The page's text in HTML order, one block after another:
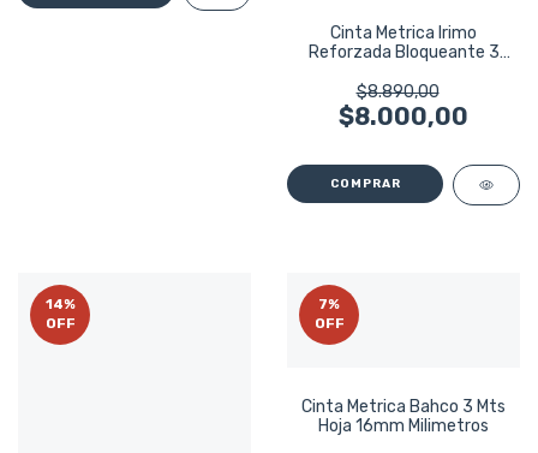
Cinta Metrica Irimo
Reforzada Bloqueante 3
$8.890,00
$8.000,00
14%
OFF
7%
OFF
Cinta Metrica Bahco 3 Mts
Hoja 16mm Milimetros